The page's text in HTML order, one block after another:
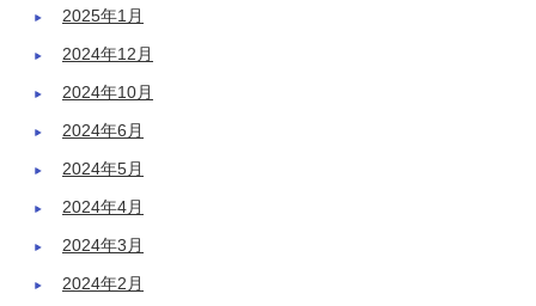
2025年1月
2024年12月
2024年10月
2024年6月
2024年5月
2024年4月
2024年3月
2024年2月